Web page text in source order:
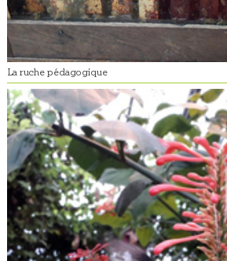
La ruche pédagogique